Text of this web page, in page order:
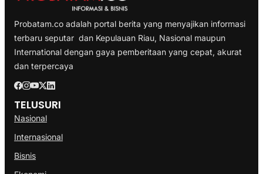
Probatam.co adalah portal berita yang menyajikan informasi
terbaru seputar dan Kepulauan Riau, Nasional maupun
International dengan gaya pemberitaan yang cepat, akurat
dan terpercaya
TELUSURI
Nasional
Internasional
Bisnis